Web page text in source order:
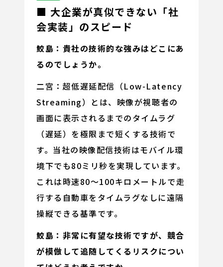
■ 大企業が真似できない「社
会実装」のスピード
鮫島：貴社の技術的な強みはどこにあ
るのでしょうか。
二宮：超低遅延配信（Low-Latency
Streaming）とは、映像が視聴者の
画面に表示されるまでのタイムラグ
（遅延）を極限まで短くする技術で
す。当社の映像配信技術はモバイル環
境下でも80ミリ秒を実現しています。
これは時速80〜100キロメートルで走
行する自動車をタイムラグなしに遠隔
操縦できる基準です。
鮫島：非常に有望な技術ですが、競合
が模倣して追随してくるリスクについ